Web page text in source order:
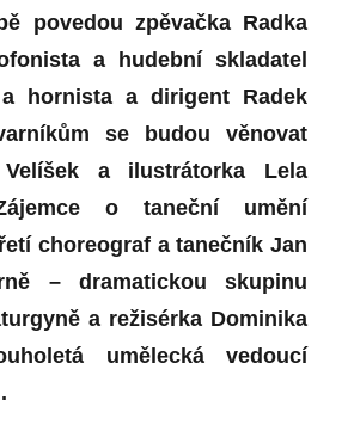
povedou zpěvačka Radka
a hudební skladatel
hornista a dirigent Radek
se budou věnovat
a ilustrátorka Lela
o taneční umění
choreograf a tanečník Jan
– dramatickou skupinu
a režisérka Dominika
umělecká vedoucí